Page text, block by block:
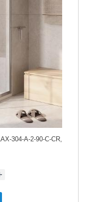
304-A-2-90-C-CR,